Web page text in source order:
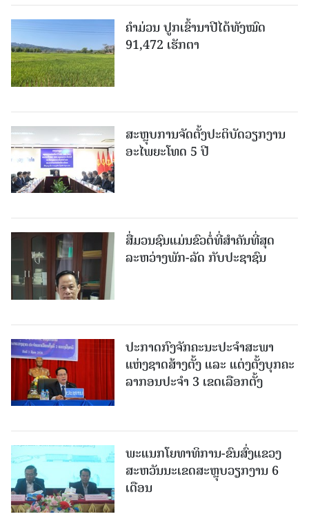
ຄໍາມ່ວນ ປູກເຂົ້ານາປີໄດ້ທັງໝົດ
91,472 ເຮັກຕາ
ສະຫຼຸບການຈັດຕັ້ງປະຕິບັດວຽກງານ
ອະໄພຍະໂທດ 5 ປີ
ສື່ມວນຊົນແມ່ນຂົວຕໍ່ທີ່ສໍາຄັນທີ່ສຸດ
ລະຫວ່າງພັກ-ລັດ ກັບປະຊາຊົນ
ປະກາດກົງຈັກຄະນະປະຈໍາສະພາ
ແຫ່ງຊາດສ້າງຕັ້ງ ແລະ ແຕ່ງຕັ້ງບຸກຄະ
ລາກອນປະຈໍາ 3 ເຂດເລືອກຕັ້ງ
ພະແນກໂຍທາທິການ-ຂົນສົ່ງແຂວງ
ສະຫວັນນະເຂດສະຫຼຸບວຽກງານ 6
ເດືອນ